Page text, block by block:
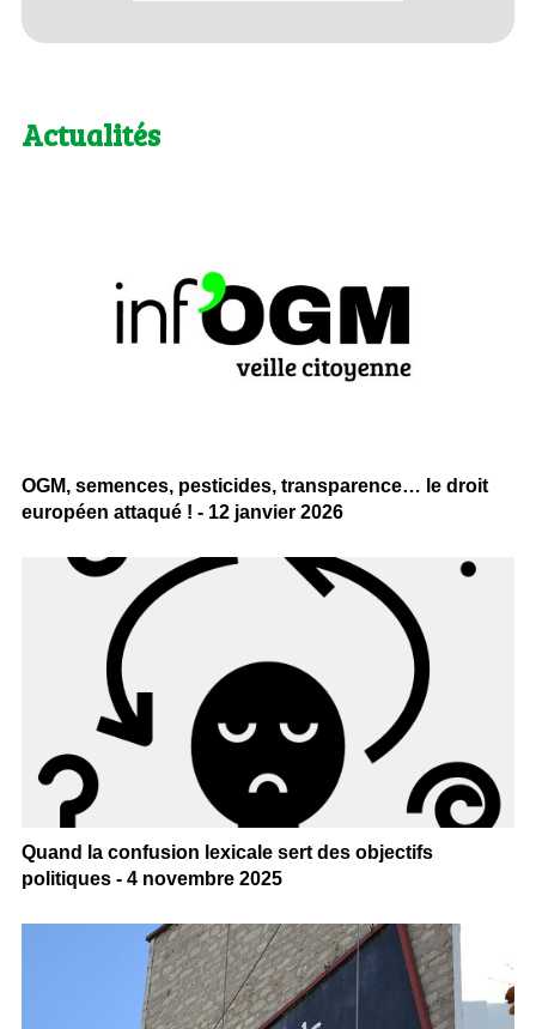
Actualités
OGM, semences, pesticides, transparence… le droit
européen attaqué ! - 12 janvier 2026
Quand la confusion lexicale sert des objectifs
politiques - 4 novembre 2025